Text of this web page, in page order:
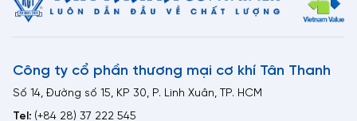
Công ty cổ phần thương mại cơ khí Tân Thanh
Số 14, Đường số 15, KP 30, P. Linh Xuân, TP. HCM
Tel: (+84 28) 37 222 545